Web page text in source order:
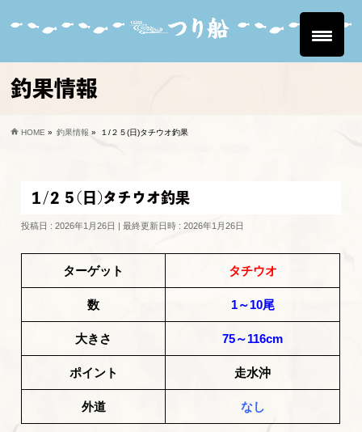
釣果情報
HOME » 釣果情報 » １/２５(日)タチウオ釣果
１/２５(日)タチウオ釣果
投稿日 : 2026年1月26日 最終更新日時 : 2026年1月26日
ターゲット タチウオ
数 1～10尾
大きさ 75～116cm
ポイント 走水沖
外道 なし